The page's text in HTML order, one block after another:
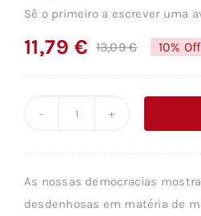
Sê o primeiro a escrever uma
13,09€O
era:
11,79€
O
é:
10% Off
As nossas democracias
desdenhosas em matéria de